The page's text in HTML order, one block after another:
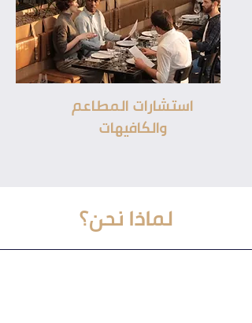
استشارات المطاعم
والكافيهات
لماذا نحن؟